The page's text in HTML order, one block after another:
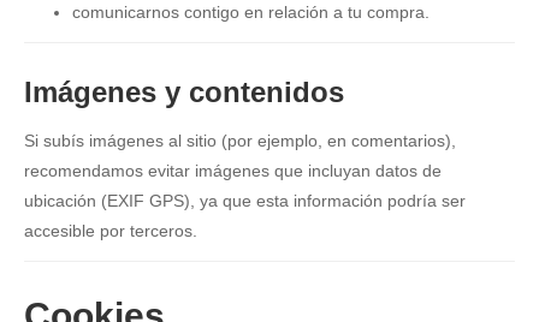
comunicarnos contigo en relación a tu compra.
Imágenes y contenidos
Si subís imágenes al sitio (por ejemplo, en comentarios),
recomendamos evitar imágenes que incluyan datos de
ubicación (EXIF GPS), ya que esta información podría ser
accesible por terceros.